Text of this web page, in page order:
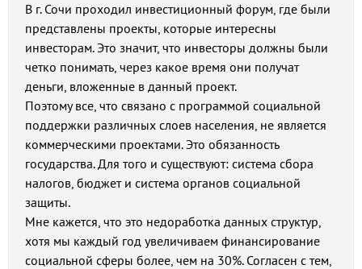
В г. Сочи проходил инвестиционный форум, где были
представлены проекты, которые интересны
инвесторам. Это значит, что инвесторы должны были
четко понимать, через какое время они получат
деньги, вложенные в данный проект.
Поэтому все, что связано с программой социальной
поддержки различных слоев населения, не является
коммерческими проектами. Это обязанность
государства. Для того и существуют: система сбора
налогов, бюджет и система органов социальной
защиты.
Мне кажется, что это недоработка данных структур,
хотя мы каждый год увеличиваем финансирование
социальной сферы более, чем на 30%. Согласен с тем,